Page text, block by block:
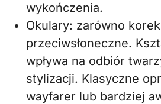
wykończenia.
Okulary: zarówno
przeciwsłoneczne.
wpływa na odbiór
stylizacji. Klasyczne
wayfarer lub bardziej